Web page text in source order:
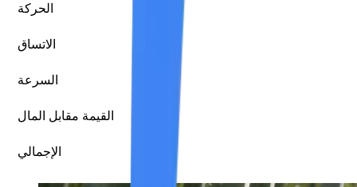
الحركة
الاتساق
السرعة
القيمة مقابل المال
الإجمالي